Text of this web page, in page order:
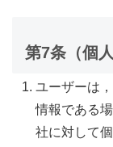
第7条（個
ユーザーは
情報である
社に対して